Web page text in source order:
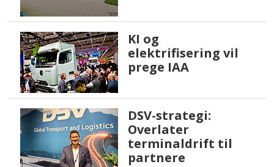
KI og
elektrifisering vil
prege IAA
DSV-strategi:
Overlater
terminaldrift til
partnere